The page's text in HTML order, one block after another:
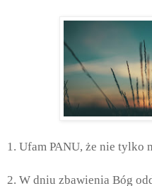
1. Ufam PANU, że nie tylko
2. W dniu zbawienia Bóg